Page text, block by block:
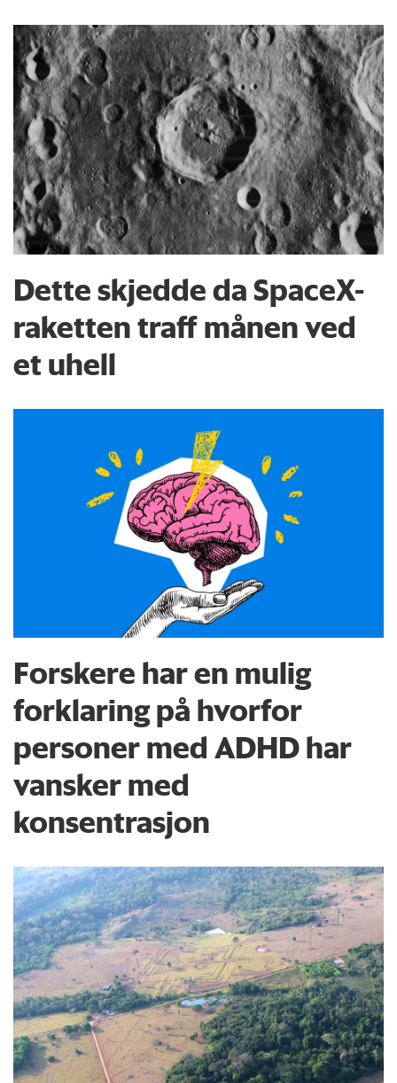
Dette skjedde da SpaceX-
raketten traff månen ved
et uhell
Forskere har en mulig
forklaring på hvorfor
personer med ADHD har
vansker med
konsentrasjon